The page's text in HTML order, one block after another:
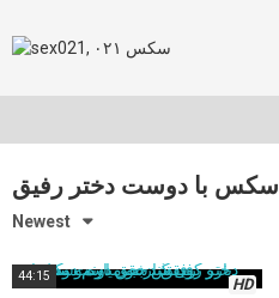
to
سکس با دوست دختر رفیق
Newest
HD
44:15